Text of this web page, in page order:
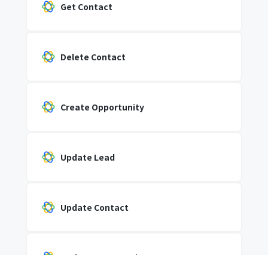
Get Contact
Delete Contact
Create Opportunity
Update Lead
Update Contact